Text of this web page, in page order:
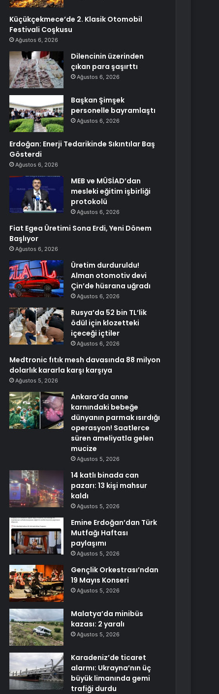
Küçükçekmece’de 2. Klasik Otomobil
Festivali Coşkusu
Ağustos 6, 2026
Dilencinin üzerinden
çıkan para şaşırttı
Ağustos 6, 2026
Başkan Şimşek
personelle bayramlaştı
Ağustos 6, 2026
Erdoğan: Enerji Tedarikinde Sıkıntılar Baş
Gösterdi
Ağustos 6, 2026
MEB ve MÜSİAD’dan
mesleki eğitim işbirliği
protokolü
Ağustos 6, 2026
Fiat Egea Üretimi Sona Erdi, Yeni Dönem
Başlıyor
Ağustos 6, 2026
Üretim durduruldu!
Alman otomotiv devi
Çin’de hüsrana uğradı
Ağustos 6, 2026
Rusya’da 52 bin TL’lik
ödül için klozetteki
içeceği içtiler
Ağustos 6, 2026
Medtronic fıtık mesh davasında 88 milyon
dolarlık kararla karşı karşıya
Ağustos 5, 2026
Ankara’da anne
karnındaki bebeğe
dünyanın parmak ısırdığı
operasyon! Saatlerce
süren ameliyatla gelen
mucize
Ağustos 5, 2026
14 katlı binada can
pazarı: 13 kişi mahsur
kaldı
Ağustos 5, 2026
Emine Erdoğan’dan Türk
Mutfağı Haftası
paylaşımı
Ağustos 5, 2026
Gençlik Orkestrası’ndan
19 Mayıs Konseri
Ağustos 5, 2026
Malatya’da minibüs
kazası: 2 yaralı
Ağustos 5, 2026
Karadeniz’de ticaret
alarmı: Ukrayna’nın üç
büyük limanında gemi
trafiği durdu